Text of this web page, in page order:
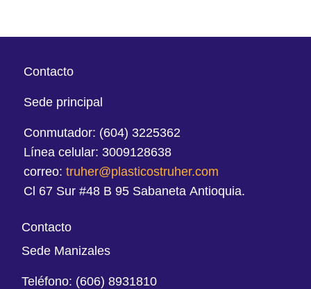
Contacto
Sede principal
Conmutador: (604) 3225362
Línea celular: 3009128638
correo: truher@plasticostruher.com
Cl 67 Sur #48 B 95 Sabaneta Antioquia.
Contacto
Sede Manizales
Teléfono: (606) 8931810